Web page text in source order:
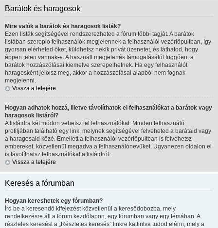
Barátok és haragosok
Mire valók a barátok és haragosok listák?
Ezen listák segítségével rendszerezheted a fórum többi tagját. A barátok
listában szereplő felhasználók megjelennek a felhasználói vezérlőpultban, így
gyorsan elérheted őket, küldhetsz nekik privát üzenetet, és láthatod, hogy
éppen jelen vannak-e. A használt megjelenés támogatásától függően, a
barátok hozzászólásai kiemelve szerepelhetnek. Ha egy felhasználót
haragosként jelölsz meg, akkor a hozzászólásai alapból nem fognak
megjelenni.
Vissza a tetejére
Hogyan adhatok hozzá, illetve távolíthatok el felhasználókat a barátok vagy
haragosok listáról?
A listáidra két módon vehetsz fel felhasználókat. Minden felhasználó
profiljában található egy link, melynek segítségével felveheted a barátaid vagy
a haragosaid közé. Emellett a felhasználói vezérlőpultban is felvehetsz
embereket, közvetlenül megadva a felhasználónevüket. Ugyanezen oldalon el
is távolíthatsz felhasználókat a listáidról.
Vissza a tetejére
Keresés a fórumban
Hogyan kereshetek egy fórumban?
Írd be a keresendő kifejezést közvetlenül a keresődobozba, mely
rendelkezésre áll a fórum kezdőlapon, egy fórumban vagy egy témában. A
részletes keresést a „Részletes keresés” linkre kattintva tudod elérni, mely a